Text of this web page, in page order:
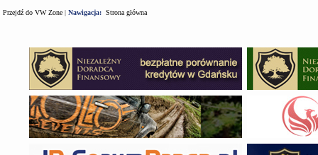
Przejdź do VW Zone | Nawigacja: Strona główna